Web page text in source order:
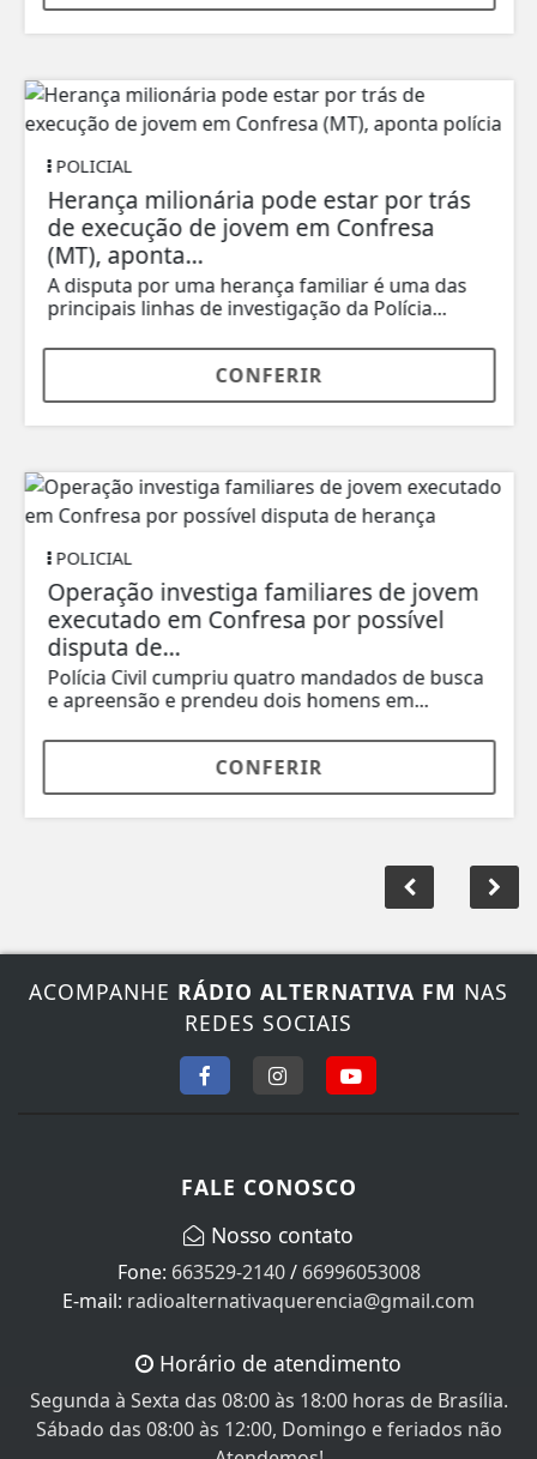
POLICIAL
Herança milionária pode estar por trás
de execução de jovem em Confresa
(MT), aponta...
A disputa por uma herança familiar é uma das
principais linhas de investigação da Polícia...
CONFERIR
POLICIAL
Operação investiga familiares de jovem
executado em Confresa por possível
disputa de...
Polícia Civil cumpriu quatro mandados de busca
e apreensão e prendeu dois homens em...
CONFERIR
ACOMPANHE RÁDIO ALTERNATIVA FM NAS
REDES SOCIAIS
FALE CONOSCO
Nosso contato
Fone: 663529-2140/ 66996053008
E-mail: radioalternativaquerencia@gmail.com
Horário de atendimento
Segunda à Sexta das 08:00 às 18:00 horas de Brasília.
Sábado das 08:00 às 12:00, Domingo e feriados não